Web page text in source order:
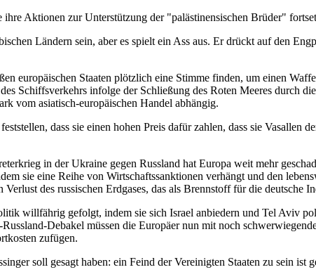
ihre Aktionen zur Unterstützung der "palästinensischen Brüder"
Ländern sein, aber es spielt ein Ass aus. Er drückt auf den
europäischen Staaten plötzlich eine Stimme finden, um einen
Schiffsverkehrs infolge der Schließung des Roten Meeres durch
vom asiatisch-europäischen Handel abhängig.
dass sie einen hohen Preis dafür zahlen, dass sie Vasallen
in der Ukraine gegen Russland hat Europa weit mehr
sie eine Reihe von Wirtschaftssanktionen verhängt und den
des russischen Erdgases, das als Brennstoff für die deutsche
willfährig gefolgt, indem sie sich Israel anbiedern und Tel Aviv
Debakel müssen die Europäer nun mit noch
zufügen.
soll gesagt haben: ein Feind der Vereinigten Staaten zu sein ist